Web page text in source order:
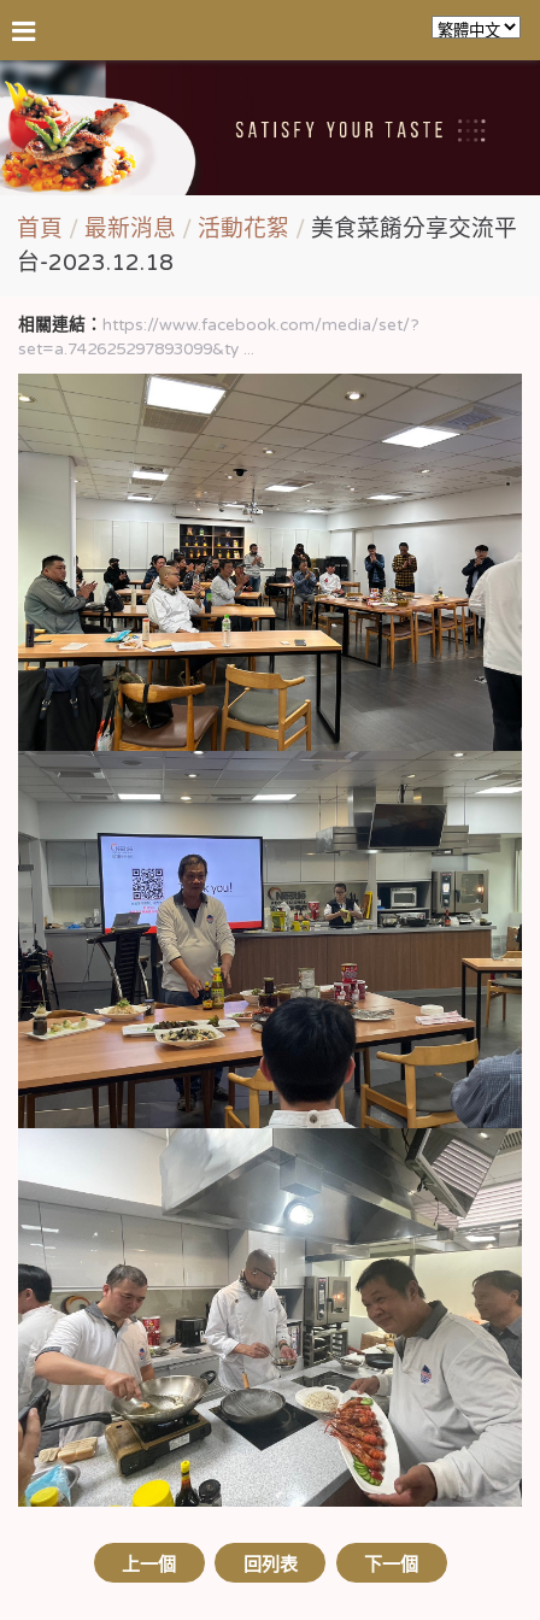
首頁 最新消息 活動花絮
美食菜餚分享交流平
台-2023.12.18
相關連結： https://www.facebook.com/media/set/?
set=a.742625297893099&ty ...
上一個 回列表 下一個